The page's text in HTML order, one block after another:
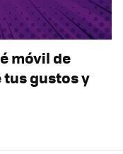
móvil de
gustos y